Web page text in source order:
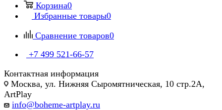
Корзина0
Избранные товары0
Сравнение товаров0
+7 499 521-66-57
Контактная информация
Москва, ул. Нижняя Сыромятническая, 10 стр.2А,
ArtPlay
info@boheme-artplay.ru